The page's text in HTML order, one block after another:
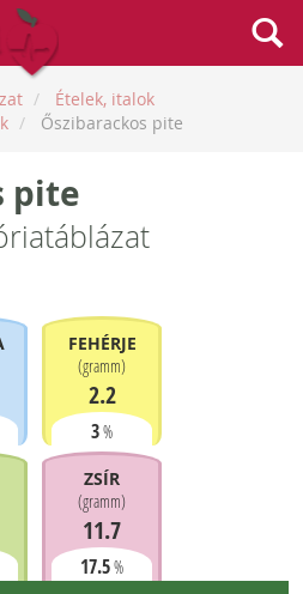
Ételek, italok
Őszibarackos pite
pite
FEHÉRJE
(gramm)
2.2
3%
ZSÍR
(gramm)
11.7
17.5%